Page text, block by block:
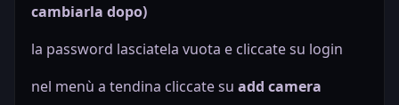
cambiarla dopo)
la password lasciatela vuota e cliccate su login
nel menù a tendina cliccate su add camera